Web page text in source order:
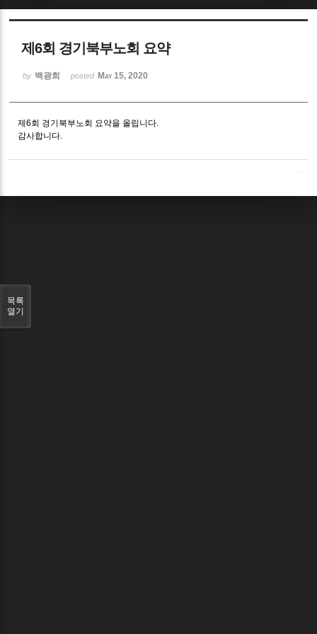
제6회 경기북부노회 요약
by 백광희 posted May 15, 2020
제6회 경기북부노회 요약을 올립니다.
감사합니다.
목록
열기
Sketchbook5, 스케치북5
Sketchbook5, 스케치북5